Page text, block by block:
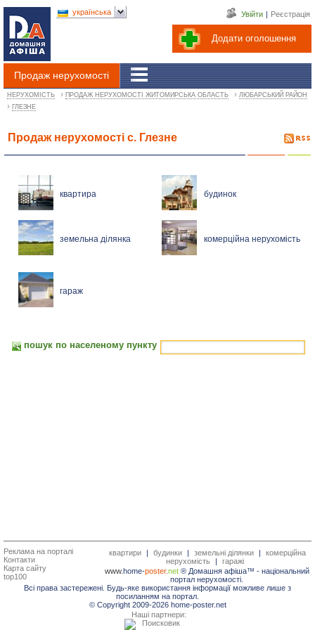
Додати оголошення
Увійти | Реєстрація
Продаж нерухомості
українська
НЕРУХОМІСТЬ › ПРОДАЖ НЕРУХОМОСТІ ЖИТОМИРСЬКА ОБЛАСТЬ › ЛЮБАРСЬКИЙ РАЙОН
› ГЛЕЗНЕ
Продаж нерухомості с. Глезне
квартира будинок
земельна ділянка комерційна нерухомість
гараж
пошук по населеному пункту
Реклама на порталі
Контакти
Карта сайту
top100
квартири | будинки | земельні ділянки |
комерційна
нерухомість
|
гаражі
www.home-poster.net® Домашня афіша™ - національний
портал нерухомості.
Всі права застережені. Будь-яке використання інформації можливе лише з
посиланням на портал.
© Copyright 2009-2026 home-poster.net
Наші партнери: